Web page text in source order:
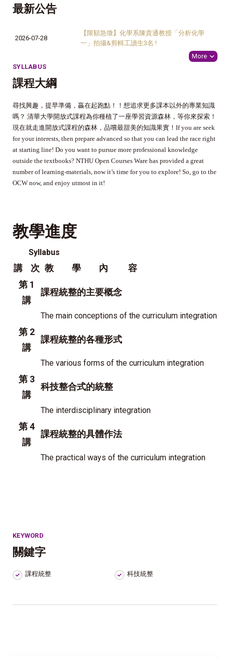
最新公告
2026-07-28
【限額急徵】化學系陳貴通教授「分析化學
一」拍攝&剪輯工讀生3名 !
More
SYLLABUS
課程大綱
尋找興趣，提早準備，贏在起跑點！！想追求更多課本以外的專業知識
嗎？ 清華大學開放式課程為你種植了一座學習資源森林，等你來探索！
現在就走進開放式課程的森林，品嚐最甜美的知識果實！ If you are seek
for your interests, then prepare advanced so that you can lead the race right
at starting line! Do you want to pursue more professional knowledge
outside the textbooks? NTHU Open Courses Ware has provided a great
number of learning-materials, now it’s time for you to explore! So, go to the
OCW now, and enjoy utmost in it!
教學進度
Syllabus
講 次 教 學 內 容
第 1
講
課程統整的主要概念
The main conceptions of the curriculum integration
第 2
講
課程統整的各種形式
The various forms of the curriculum integration
第 3
講
科技整合式的統整
The interdisciplinary integration
第 4
講
課程統整的具體作法
The practical ways of the curriculum integration
KEYWORD
關鍵字
課程統整 科技統整